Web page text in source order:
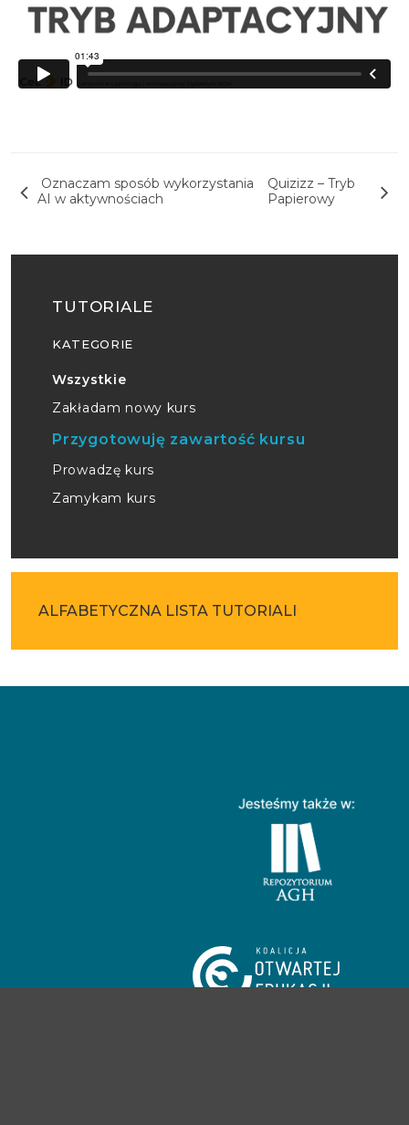
TUTORIALE
KATEGORIE
Wszystkie
Zakładam nowy kurs
Przygotowuję zawartość kursu
Prowadzę kurs
Zamykam kurs
ALFABETYCZNA LISTA TUTORIALI
Oznaczam sposób wykorzystania
AI w aktywnościach
Quizizz – Tryb
Papierowy